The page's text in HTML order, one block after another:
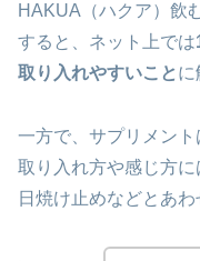
HAKUA（ハクア）飲
すると、ネット上では
取り入れやすいことに
一方で、サプリメント
取り入れ方や感じ方
日焼け止めなどとあ